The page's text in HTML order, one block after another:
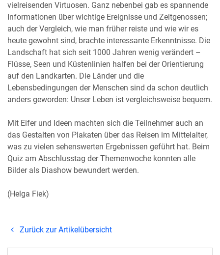
vielreisenden Virtuosen. Ganz nebenbei gab es spannende
Informationen über wichtige Ereignisse und Zeitgenossen;
auch der Vergleich, wie man früher reiste und wie wir es
heute gewohnt sind, brachte interessante Erkenntnisse. Die
Landschaft hat sich seit 1000 Jahren wenig verändert –
Flüsse, Seen und Küstenlinien halfen bei der Orientierung
auf den Landkarten. Die Länder und die
Lebensbedingungen der Menschen sind da schon deutlich
anders geworden: Unser Leben ist vergleichsweise bequem.
Mit Eifer und Ideen machten sich die Teilnehmer auch an
das Gestalten von Plakaten über das Reisen im Mittelalter,
was zu vielen sehenswerten Ergebnissen geführt hat. Beim
Quiz am Abschlusstag der Themenwoche konnten alle
Bilder als Diashow bewundert werden.
(Helga Fiek)
Zurück zur Artikelübersicht